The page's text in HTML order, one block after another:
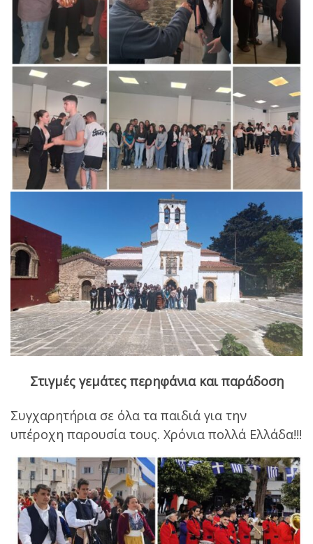
Στιγμές γεμάτες περηφάνια και παράδοση
Συγχαρητήρια σε όλα τα παιδιά για την
υπέροχη παρουσία τους. Χρόνια πολλά Ελλάδα!!!